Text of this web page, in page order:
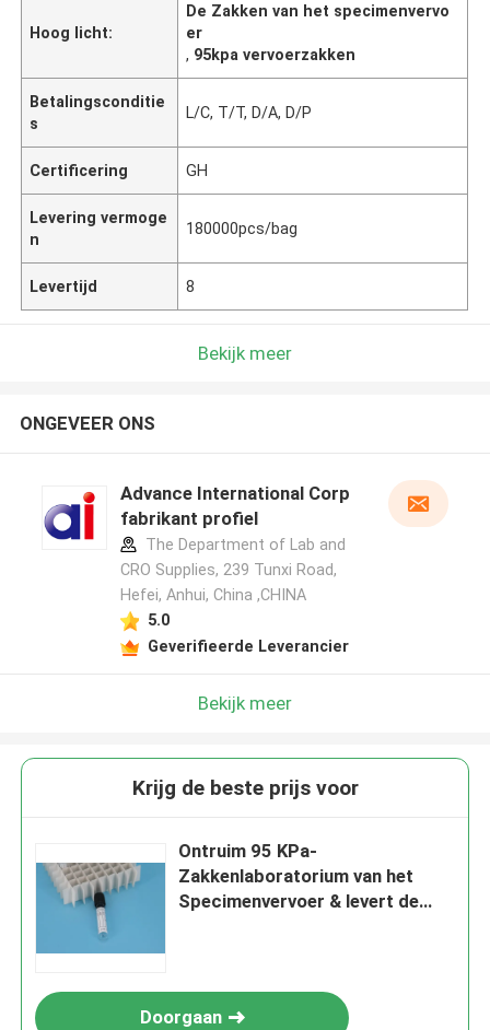
Hoog licht:
De Zakken van het specimenvervo
er
, 95kpa vervoerzakken
Betalingsconditie
s
L/C, T/T, D/A, D/P
Certificering GH
Levering vermoge
n
180000pcs/bag
Levertijd 8
Bekijk meer
ONGEVEER ONS
Advance International Corp
fabrikant profiel
The Department of Lab and
CRO Supplies, 239 Tunxi Road,
Hefei, Anhui, China ,CHINA
5.0
Geverifieerde Leverancier
Bekijk meer
Krijg de beste prijs voor
Ontruim 95 KPa-
Zakkenlaboratorium van het
Specimenvervoer & levert de
Doorgaan